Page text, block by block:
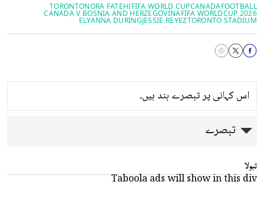
FOOTBALL
CANADA
FIFA WORLD CUP
NORA FATEHI
TORONTO
FIFA WORLDCUP 2026
CANADA V BOSNIA AND HERZEGOVINA
TORONTO STADIUM
JESSIE REYEZ
ELYANNA DURING
اس کہانی پر تبصرے بند ہیں۔
تبصرے
تبولا
Taboola ads will show in this div